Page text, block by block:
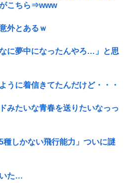
こちら⇒www
外とあるｗ
に夢中になったんやろ…」と思
うに着信きてたんだけど・・・
みたいな青春を送りたいなっっ
種しかない飛行能力」ついに謎
いた…